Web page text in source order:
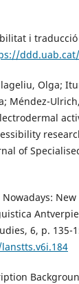
i
Olga;
Méndez-
of
6, p. 135-